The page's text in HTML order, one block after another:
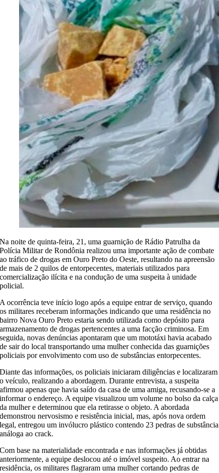
Na noite de quinta-feira, 21, uma guarnição de Rádio Patrulha da
Polícia Militar de Rondônia realizou uma importante ação de combate
ao tráfico de drogas em Ouro Preto do Oeste, resultando na apreensão
de mais de 2 quilos de entorpecentes, materiais utilizados para
comercialização ilícita e na condução de uma suspeita à unidade
policial.
A ocorrência teve início logo após a equipe entrar de serviço, quando
os militares receberam informações indicando que uma residência no
bairro Nova Ouro Preto estaria sendo utilizada como depósito para
armazenamento de drogas pertencentes a uma facção criminosa. Em
seguida, novas denúncias apontaram que um mototáxi havia acabado
de sair do local transportando uma mulher conhecida das guarnições
policiais por envolvimento com uso de substâncias entorpecentes.
Diante das informações, os policiais iniciaram diligências e localizaram
o veículo, realizando a abordagem. Durante entrevista, a suspeita
afirmou apenas que havia saído da casa de uma amiga, recusando-se a
informar o endereço. A equipe visualizou um volume no bolso da calça
da mulher e determinou que ela retirasse o objeto. A abordada
demonstrou nervosismo e resistência inicial, mas, após nova ordem
legal, entregou um invólucro plástico contendo 23 pedras de substância
análoga ao crack.
Com base na materialidade encontrada e nas informações já obtidas
anteriormente, a equipe deslocou até o imóvel suspeito. Ao entrar na
residência, os militares flagraram uma mulher cortando pedras de